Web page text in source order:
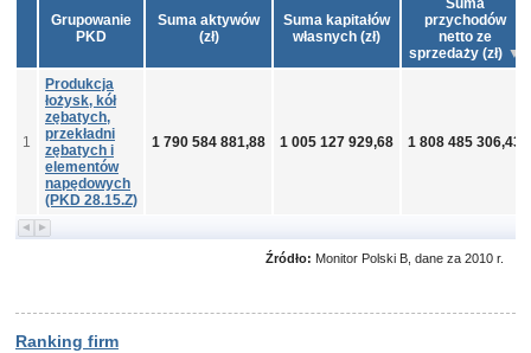
Grupowanie
PKD
Suma aktywów
(zł)
Suma kapitałów
własnych (zł)
Suma
przychodów
netto ze
sprzedaży (zł)
1
Produkcja
łożysk, kół
zębatych,
przekładni
zębatych i
elementów
napędowych
(PKD 28.15.Z)
1 790 584 881,88 1 005 127 929,68 1 808 485 306,43
Źródło: Monitor Polski B, dane za 2010 r.
Ranking firm